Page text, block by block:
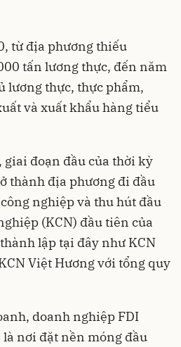
từ địa phương thiếu
tấn lương thực, đến năm
lương thực, thực phẩm,
và xuất khẩu hàng tiểu
đoạn đầu của thời kỳ
thành địa phương đi đầu
nghiệp và thu hút đầu
(KCN) đầu tiên của
lập tại đây như KCN
Việt Hương với tổng quy
doanh nghiệp FDI
nơi đặt nền móng đầu